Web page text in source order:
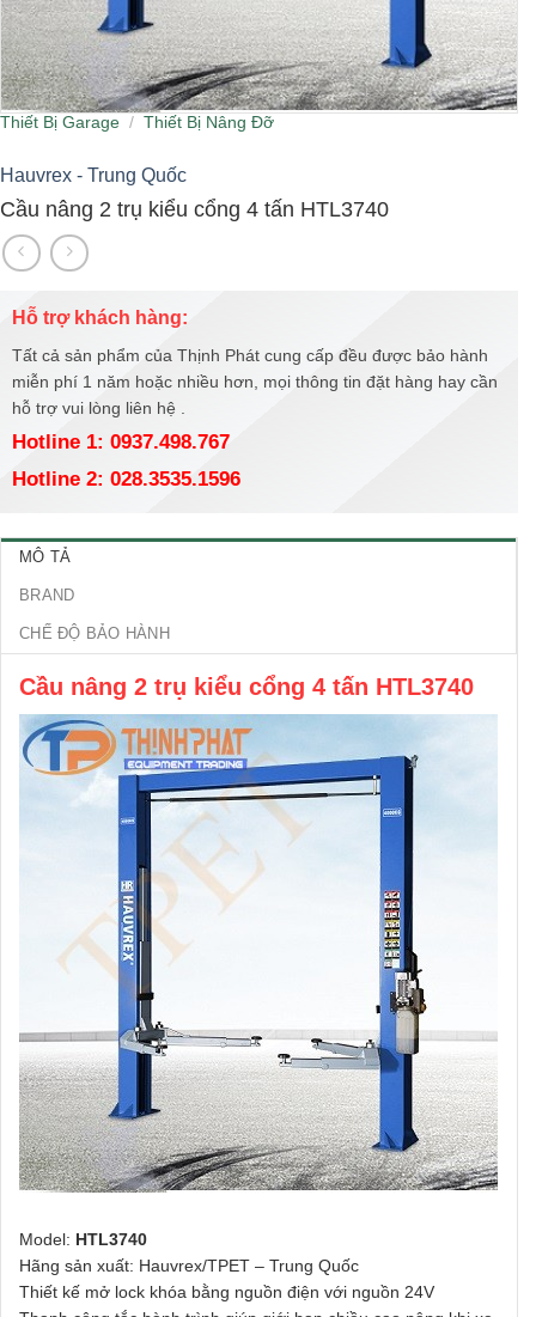
Thiết Bị Garage / Thiết Bị Nâng Đỡ
Hauvrex - Trung Quốc
Cầu nâng 2 trụ kiểu cổng 4 tấn HTL3740
Hỗ trợ khách hàng:
Tất cả sản phẩm của Thịnh Phát cung cấp đều được bảo hành
miễn phí 1 năm hoặc nhiều hơn, mọi thông tin đặt hàng hay cần
hỗ trợ vui lòng liên hệ .
Hotline 1: 0937.498.767
Hotline 2: 028.3535.1596
MÔ TẢ
BRAND
CHẾ ĐỘ BẢO HÀNH
Cầu nâng 2 trụ kiểu cổng 4 tấn HTL3740
Model: HTL3740
Hãng sản xuất: Hauvrex/TPET – Trung Quốc
Thiết kế mở lock khóa bằng nguồn điện với nguồn 24V